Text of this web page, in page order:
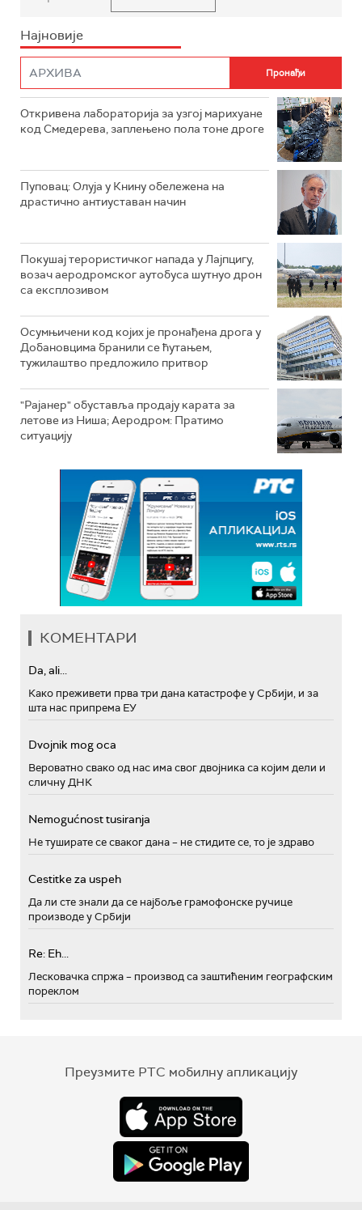
Најновије
Откривена лабораторија за узгој марихуане
код Смедерева, заплењено пола тоне дроге
Пуповац: Олуја у Книну обележена на
драстично антиуставан начин
Покушај терористичког напада у Лајпцигу,
возач аеродромског аутобуса шутнуо дрон
са експлозивом
Осумњичени код којих је пронађена дрога у
Добановцима бранили се ћутањем,
тужилаштво предложило притвор
"Рајанер" обуставља продају карата за
летове из Ниша; Аеродром: Пратимо
ситуацију
КОМЕНТАРИ
Da, ali...
Како преживети прва три дана катастрофе у Србији, и за
шта нас припрема ЕУ
Dvojnik mog oca
Вероватно свако од нас има свог двојника са којим дели и
сличну ДНК
Nemogućnost tusiranja
Не туширате се сваког дана – не стидите се, то је здраво
Cestitke za uspeh
Да ли сте знали да се најбоље грамофонске ручице
производе у Србији
Re: Eh...
Лесковачка спржа – производ са заштићеним географским
пореклом
Преузмите РТС мобилну апликацију